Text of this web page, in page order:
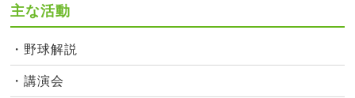
主な活動
・野球解説
・講演会